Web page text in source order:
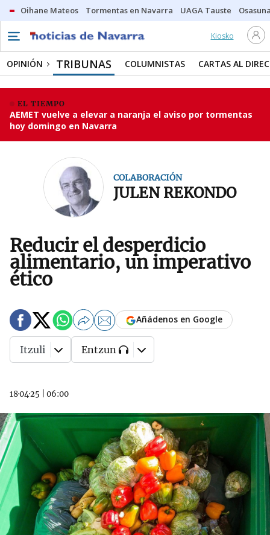
Oihane Mateos Tormentas en Navarra UAGA Tauste
Kiosko
OPINIÓN TRIBUNAS COLUMNISTAS CARTAS AL
EL TIEMPO
AEMET vuelve a elevar a naranja el aviso por tormentas
hoy domingo en Navarra
COLABORACIÓN
JULEN REKONDO
Reducir el desperdicio
alimentario, un imperativo
ético
18·04·25 06:00
Añádenos en Google
Itzuli Entzun